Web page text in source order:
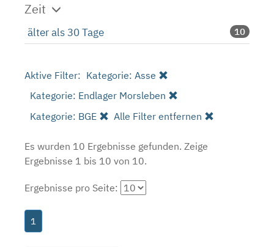
Zeit
älter als 30 Tage 10
Aktive Filter: Kategorie: Asse
Kategorie: Endlager Morsleben
Kategorie: BGE
Alle Filter entfernen
Es wurden 10 Ergebnisse gefunden. Zeige
Ergebnisse 1 bis 10 von 10.
Ergebnisse pro Seite:
1